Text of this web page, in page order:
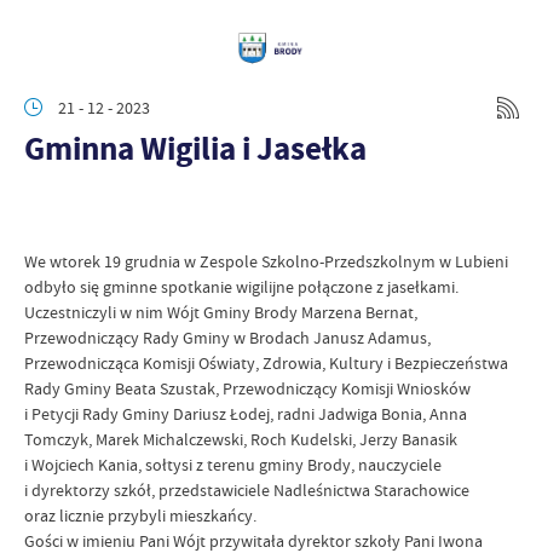
21 - 12 - 2023
Gminna Wigilia i Jasełka
We wtorek 19 grudnia w Zespole Szkolno-Przedszkolnym w Lubieni
odbyło się gminne spotkanie wigilijne połączone z jasełkami.
Uczestniczyli w nim Wójt Gminy Brody Marzena Bernat,
Przewodniczący Rady Gminy w Brodach Janusz Adamus,
Przewodnicząca Komisji Oświaty, Zdrowia, Kultury i Bezpieczeństwa
Rady Gminy Beata Szustak, Przewodniczący Komisji Wniosków
i Petycji Rady Gminy Dariusz Łodej, radni Jadwiga Bonia, Anna
Tomczyk, Marek Michalczewski, Roch Kudelski, Jerzy Banasik
i Wojciech Kania, sołtysi z terenu gminy Brody, nauczyciele
i dyrektorzy szkół, przedstawiciele Nadleśnictwa Starachowice
oraz licznie przybyli mieszkańcy.
Gości w imieniu Pani Wójt przywitała dyrektor szkoły Pani Iwona